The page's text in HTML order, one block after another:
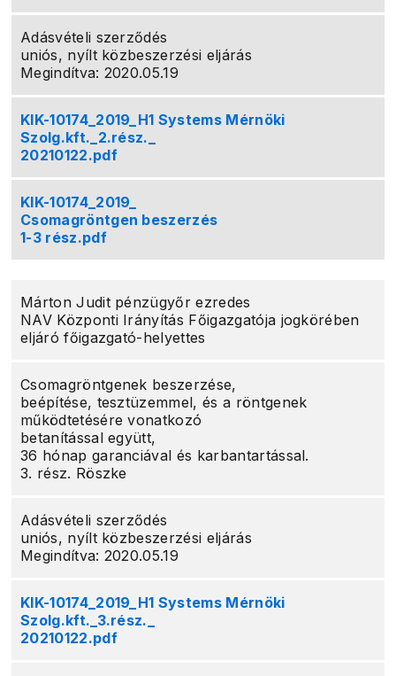
Adásvételi szerződés
uniós, nyílt közbeszerzési eljárás
Megindítva: 2020.05.19
KIK-10174_2019_H1 Systems Mérnöki
Szolg.kft._2.rész._
20210122.pdf
KIK-10174_2019_
Csomagröntgen beszerzés
1-3 rész.pdf
Márton Judit pénzügyőr ezredes
NAV Központi Irányítás Főigazgatója jogkörében
eljáró főigazgató-helyettes
Csomagröntgenek beszerzése,
beépítése, tesztüzemmel, és a röntgenek
működtetésére vonatkozó
betanítással együtt,
36 hónap garanciával és karbantartással.
3. rész. Röszke
Adásvételi szerződés
uniós, nyílt közbeszerzési eljárás
Megindítva: 2020.05.19
KIK-10174_2019_H1 Systems Mérnöki
Szolg.kft._3.rész._
20210122.pdf